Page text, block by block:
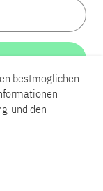
bestmöglichen
und den